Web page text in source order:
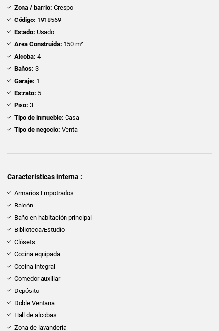
Zona / barrio: Crespo
Código: 1918569
Estado: Usado
Área Construida: 150 m²
Alcoba: 4
Baños: 3
Garaje: 1
Estrato: 5
Piso: 3
Tipo de inmueble: Casa
Tipo de negocio: Venta
Características interna :
Armarios Empotrados
Balcón
Baño en habitación principal
Biblioteca/Estudio
Clósets
Cocina equipada
Cocina integral
Comedor auxiliar
Depósito
Doble Ventana
Hall de alcobas
Zona de lavandería